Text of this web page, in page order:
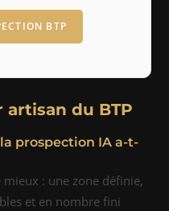
BTP
artisan du BTP
prospection IA a-t-
mieux : une zone définie,
et en nombre fini